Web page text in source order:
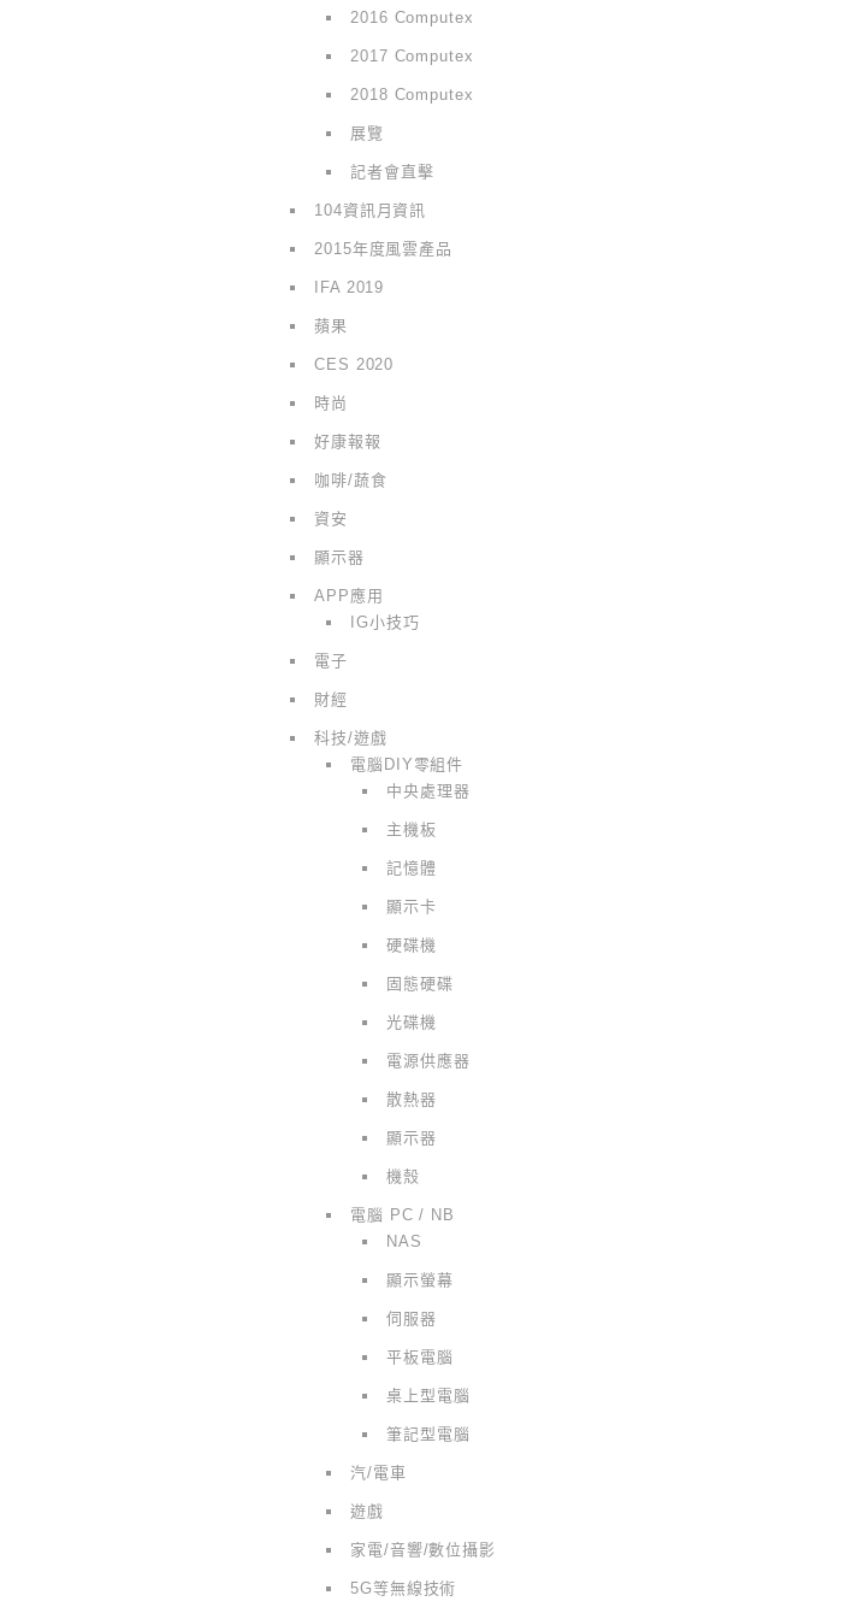
2016 Computex
2017 Computex
2018 Computex
展覽
記者會直擊
104資訊月資訊
2015年度風雲產品
IFA 2019
蘋果
CES 2020
時尚
好康報報
咖啡/蔬食
資安
顯示器
APP應用
IG小技巧
電子
財經
科技/遊戲
電腦DIY零組件
中央處理器
主機板
記憶體
顯示卡
硬碟機
固態硬碟
光碟機
電源供應器
散熱器
顯示器
機殼
電腦 PC / NB
NAS
顯示螢幕
伺服器
平板電腦
桌上型電腦
筆記型電腦
汽/電車
遊戲
家電/音響/數位攝影
5G等無線技術